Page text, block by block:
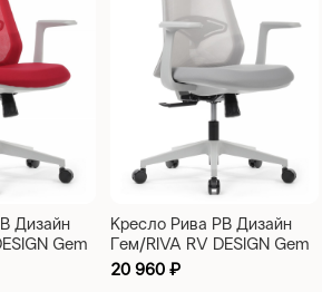
Дизайн
Gem
Кресло Рива РВ Дизайн
Гем/RIVA RV DESIGN Gem
(6230A-HS) серый
20 960₽